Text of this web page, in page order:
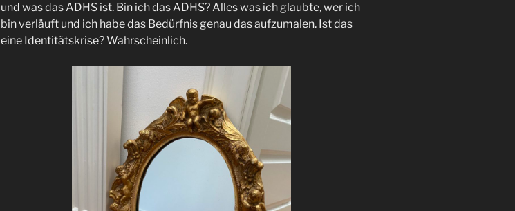
und was das ADHS ist. Bin ich das ADHS? Alles was ich glaubte, wer ich
bin verläuft und ich habe das Bedürfnis genau das aufzumalen. Ist das
eine Identitätskrise? Wahrscheinlich.